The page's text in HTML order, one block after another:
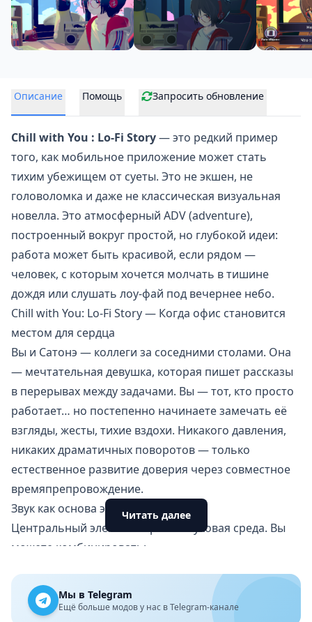
Описание Помощь Запросить обновление
Chill with You : Lo-Fi Story— это редкий пример
того, как мобильное приложение может стать
тихим убежищем от суеты. Это не экшен, не
головоломка и даже не классическая визуальная
новелла. Это атмосферный ADV (adventure),
построенный вокруг простой, но глубокой идеи:
работа может быть красивой, если рядом —
человек, с которым хочется молчать в тишине
дождя или слушать лоу-фай под вечернее небо.
Chill with You: Lo-Fi Story — Когда офис становится
местом для сердца
Вы и Сатонэ — коллеги за соседними столами. Она
— мечтательная девушка, которая пишет рассказы
в перерывах между задачами. Вы — тот, кто просто
работает… но постепенно начинаете замечать её
взгляды, жесты, тихие вздохи. Никакого давления,
никаких драматичных поворотов — только
естественное развитие доверия через совместное
времяпрепровождение.
Звук как основа эмоций
Центральный элемент игры — звуковая среда. Вы
можете комбинировать:
Природные звуки: дождь, ветер, шум леса, пение
птиц,
Читать далее
Мы в Telegram
Ещё больше модов у нас в Telegram-канале